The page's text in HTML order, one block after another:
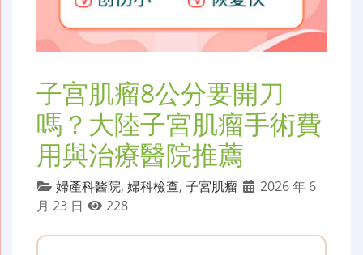
子宫肌瘤8公分要開刀
嗎？大陸子宮肌瘤手術費
用與治療醫院推薦
婦產科醫院, 婦科檢查, 子宮肌瘤
2026 年 6
月 23 日
228